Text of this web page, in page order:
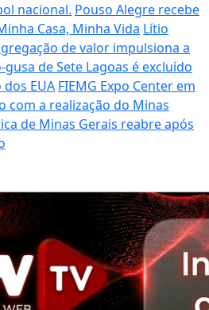
nacional. Pouso Alegre recebe
Casa, Minha Vida Lítio
de valor impulsiona a
gusa de Sete Lagoas é excluído
EUA FIEMG Expo Center em
com a realização do Minas
de Minas Gerais reabre após